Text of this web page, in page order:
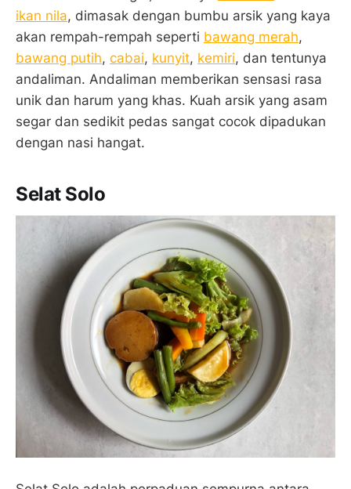
ikan nila, dimasak dengan bumbu arsik yang kaya
akan rempah-rempah seperti bawang merah,
bawang putih, cabai, kunyit, kemiri, dan tentunya
andaliman. Andaliman memberikan sensasi rasa
unik dan harum yang khas. Kuah arsik yang asam
segar dan sedikit pedas sangat cocok dipadukan
dengan nasi hangat.
Selat Solo